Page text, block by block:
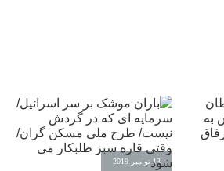
13 نوامبر 2019